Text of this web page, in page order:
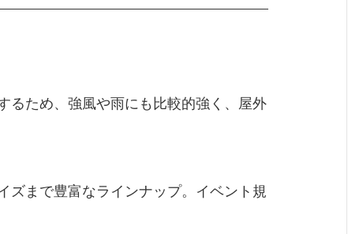
るため、強風や雨にも比較的強く、屋外
ズまで豊富なラインナップ。イベント規